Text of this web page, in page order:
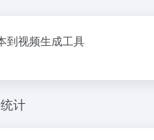
到视频生成工具
计